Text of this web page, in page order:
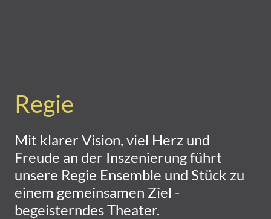
Regie
Mit klarer Vision, viel Herz und
Freude an der Inszenierung führt
unsere Regie Ensemble und Stück zu
einem gemeinsamen Ziel -
begeisterndes Theater.